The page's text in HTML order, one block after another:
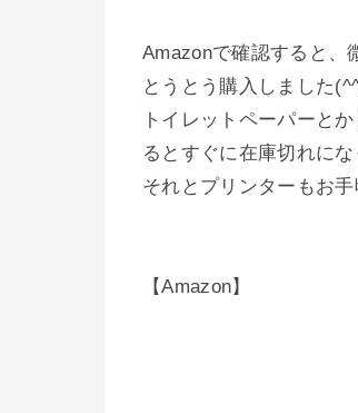
Amazonで確認すると、
とうとう購入しました
トイレットペーパーと
るとすぐに在庫切れに
それとプリンターもお
【Amazon】